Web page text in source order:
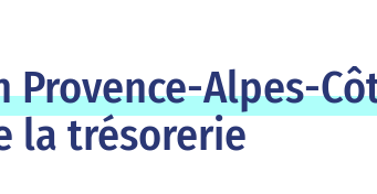
Alpes-
la trésorerie